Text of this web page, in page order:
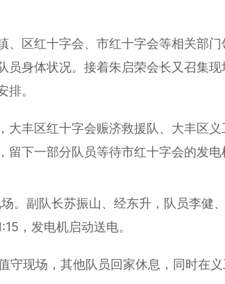
区红十字会、市红十字会等相关部门
员身体状况。接着朱启荣会长又召集现
。
丰区红十字会赈济救援队、大丰区义
下一部分队员等待市红十字会的发电
副队长苏振山、经东升，队员李健
，发电机启动送电。
现场，其他队员回家休息，同时在义